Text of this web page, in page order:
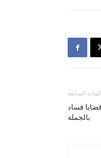
المادة السابقة
فساد
بالجملة